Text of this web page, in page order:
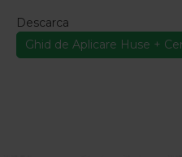
Ghid de Aplicare Huse +